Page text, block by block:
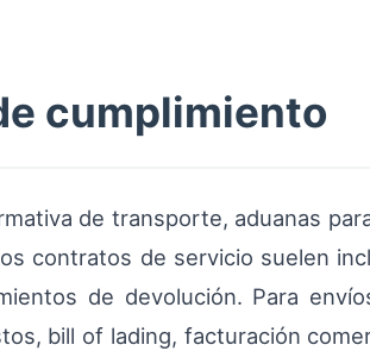
cumplimiento
de transporte, aduanas
contratos de servicio suelen
de devolución. Para
bill of lading, facturación